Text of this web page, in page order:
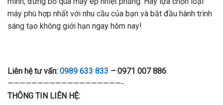
máy phù hợp nhất với nhu cầu của bạn và bắt đầu hành trình
sáng tạo không giới hạn ngay hôm nay!
Liên hệ tư vấn: 0989 633 833 – 0971 007 886
———————————————————-
THÔNG TIN LIÊN HỆ: